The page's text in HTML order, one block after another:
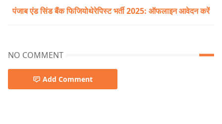
पंजाब एंड सिंड बैंक फिजियोथेरेपिस्ट भर्ती 2025: ऑफलाइन आवेदन करें
NO COMMENT
Add Comment